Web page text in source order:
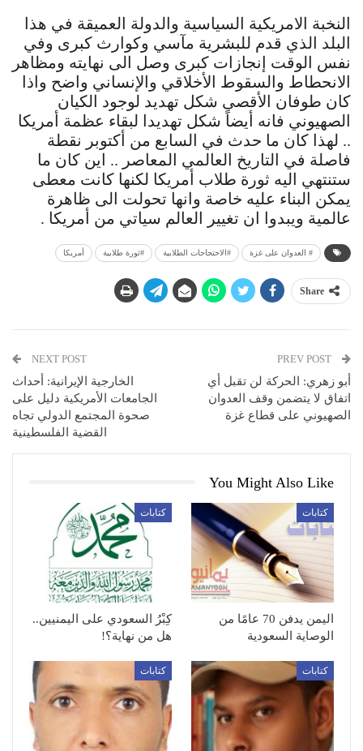
النخبة الامريكية السياسية والدولة العميقة في هذا
البلد الذي قدم للبشرية مآسي وكوارث كبرى وفي
نفس الوقت إنجازات كبرى وصل الى نهايته ومظاهر
الانحطاط والسقوط الأخلاقي والإنساني واضح واذا
كان طوفان الأقصى شكل تهديد لوجود الكيان
الصهيوني فانه أيضاً شكل تهديدا لبقاء عظمة أمريكا
.. لهذا كان ما حدث في السابع من أكتوبر نقطة
فاصلة في التاريخ العالمي المعاصر .. اين كان ما
ستنتهي اليه ثورة طلاب أمريكا لكنها كانت معطى
يمكن البناء عليه خاصة وانها تحولت الى ظاهرة
عالمية ويبدوا ان تغيير العالم سياتي من أمريكا .
# العدوان على غزة #الاحتجاجات الطلابية #ثورة طلابية أمريكا
Share
أبو زهري: الحركة لن تقبل أي
اتفاق لا يتضمن وقف العدوان
الصهيوني على قطاع غزة
NEXT POST
الخارجية الإيرانية: أحداث
الجامعات الأمريكية دليل على
صحوة المجتمع الدولي تجاه
القضية الفلسطينية
You Might Also Like
كتابات
اليمن يدفن 70 عامًا من
الوصاية السعودية
كتابات
كِبْرُ السعودي على اليمنيين..
هل من نهاية؟!
كتابات كتابات